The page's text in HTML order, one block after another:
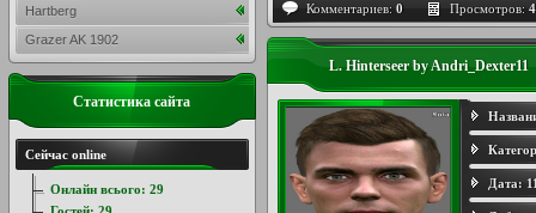
Комментариев: 0 Просмотров:
L. Hinterseer by Andri_Dexter11
Дата:
Hartberg
Grazer AK 1902
Статистика сайта
Сейчас online
Онлайн всього: 29